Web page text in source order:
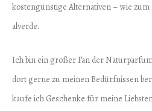
kostengünstige Alternativen – wie zum
alverde.
Ich bin ein großer Fan der
dort gerne zu meinen Bedürfnissen
kaufe ich Geschenke für meine